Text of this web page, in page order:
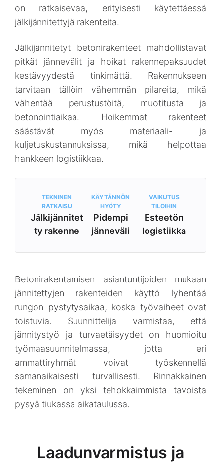
on ratkaisevaa, erityisesti käytettäessä
jälkijännitettyjä rakenteita.
Jälkijännitetyt betonirakenteet mahdollistavat
pitkät jännevälit ja hoikat rakennepaksuudet
kestävyydestä tinkimättä. Rakennukseen
tarvitaan tällöin vähemmän pilareita, mikä
vähentää perustustöitä, muotitusta ja
betonointiaikaa. Hoikemmat rakenteet
säästävät myös materiaali- ja
kuljetuskustannuksissa, mikä helpottaa
hankkeen logistiikkaa.
TEKNINEN
RATKAISU
Jälkijännitet
ty rakenne
KÄYTÄNNÖN
HYÖTY
Pidempi
jänneväli
VAIKUTUS
TILOIHIN
Esteetön
logistiikka
Betonirakentamisen asiantuntijoiden mukaan
jännitettyjen rakenteiden käyttö lyhentää
rungon pystytysaikaa, koska työvaiheet ovat
toistuvia. Suunnittelija varmistaa, että
jännitystyö ja turvaetäisyydet on huomioitu
työmaasuunnitelmassa, jotta eri
ammattiryhmät voivat työskennellä
samanaikaisesti turvallisesti. Rinnakkainen
tekeminen on yksi tehokkaimmista tavoista
pysyä tiukassa aikataulussa.
Laadunvarmistus ja